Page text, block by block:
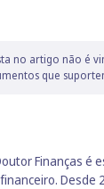
no artigo não é
que
Finanças é
Desde